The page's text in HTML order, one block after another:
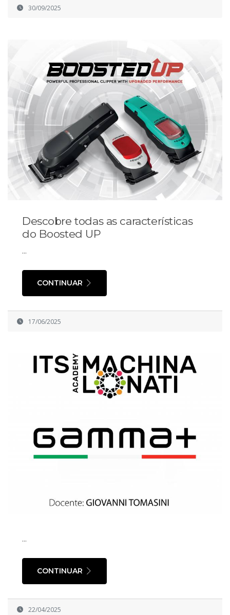
30/09/2025
Descobre todas as características
do Boosted UP
...
CONTINUAR
17/06/2025
...
CONTINUAR
22/04/2025